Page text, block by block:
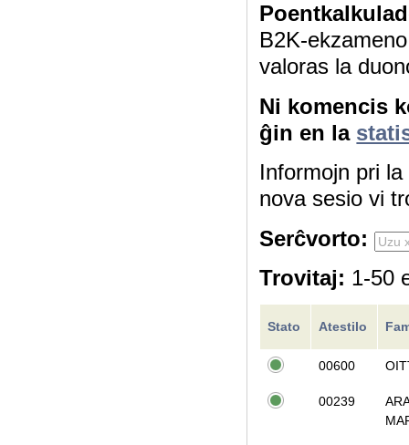
B2K-
valoras la
Ni komencis
ĝin en la
Informojn pri
nova sesio vi
Serĉvorto:
Trovitaj: 1-50
Stato Atestilo
00600
00239